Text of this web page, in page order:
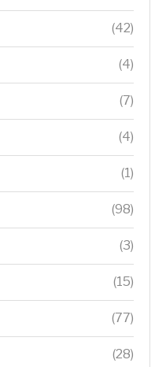
(42)
(4)
(7)
(4)
(1)
(98)
(3)
(15)
(77)
(28)